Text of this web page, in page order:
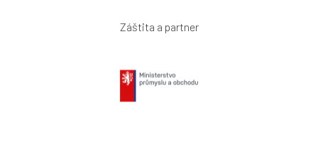
Záštita a partner